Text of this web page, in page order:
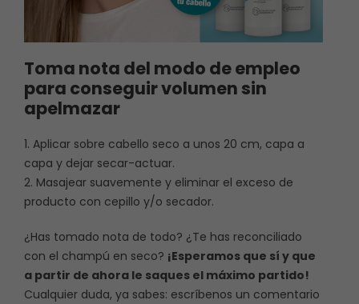
Toma nota del modo de empleo
para conseguir volumen sin
apelmazar
1. Aplicar sobre cabello seco a unos 20 cm, capa a
capa y dejar secar-actuar.
2. Masajear suavemente y eliminar el exceso de
producto con cepillo y/o secador.
¿Has tomado nota de todo? ¿Te has reconciliado
con el champú en seco? ¡Esperamos que sí y que
a partir de ahora le saques el máximo partido!
Cualquier duda, ya sabes: escríbenos un comentario